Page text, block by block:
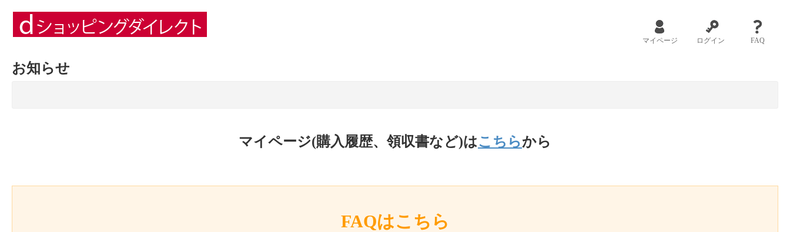
マイページ ログイン FAQ
お知らせ
マイページ(購入履歴、領収書など)はこちらから
FAQはこちら